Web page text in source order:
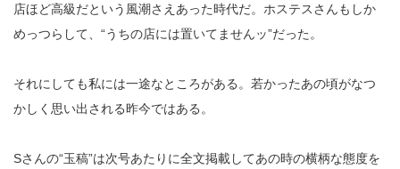
店ほど高級だという風潮さえあった時代だ。ホステスさんもしか
めっつらして、“うちの店には置いてませんッ”だった。
それにしても私には一途なところがある。若かったあの頃がなつ
かしく思い出される昨今ではある。
Sさんの“玉稿”は次号あたりに全文掲載してあの時の横柄な態度を